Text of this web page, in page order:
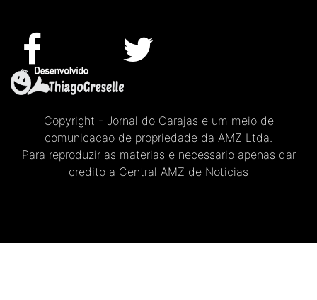
Copyright - Jornal do Carajas e um meio de
comunicacao de propriedade da AMZ Ltda.
Para reproduzir as materias e necessario apenas dar
credito a Central AMZ de Noticias